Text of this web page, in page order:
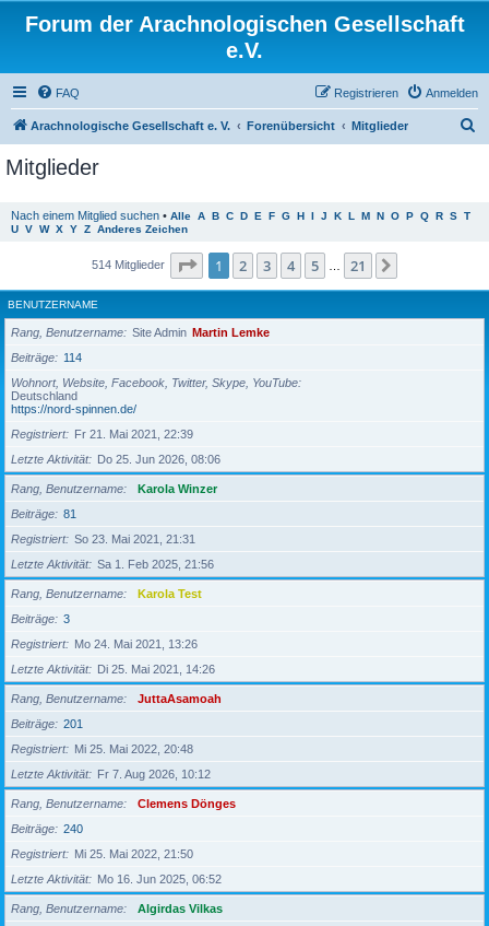
Forum der Arachnologischen Gesellschaft
e.V.
FAQ Anmelden
Registrieren
Arachnologische Gesellschaft e. V. Forenübersicht Mitglieder
Mitglieder
Nach einem Mitglied suchen • Alle A B C D E F G H I J K L M N O P Q R S T
U V W X Y Z Anderes Zeichen
514 Mitglieder Seite 1von 21
1 2 3 4 5 21
BENUTZERNAME
Rang, Benutzername Site Admin Martin Lemke
Beiträge
114
Wohnort, Website, Facebook, Twitter, Skype, YouTube
Deutschland
https://nord-spinnen.de/
Registriert
Fr 21. Mai 2021, 22:39
Letzte Aktivität
Do 25. Jun 2026, 08:06
Rang, Benutzername
Karola Winzer
Beiträge
81
Registriert
So 23. Mai 2021, 21:31
Letzte Aktivität
Sa 1. Feb 2025, 21:56
Rang, Benutzername
Karola Test
Beiträge
3
Registriert
Mo 24. Mai 2021, 13:26
Letzte Aktivität
Di 25. Mai 2021, 14:26
Rang, Benutzername
JuttaAsamoah
Beiträge
201
Registriert
Mi 25. Mai 2022, 20:48
Letzte Aktivität
Fr 7. Aug 2026, 10:12
Rang, Benutzername
Clemens Dönges
Beiträge
240
Registriert
Mi 25. Mai 2022, 21:50
Letzte Aktivität
Mo 16. Jun 2025, 06:52
Rang, Benutzername
Algirdas Vilkas